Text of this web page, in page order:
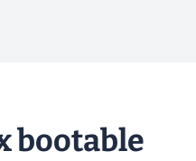
bootable